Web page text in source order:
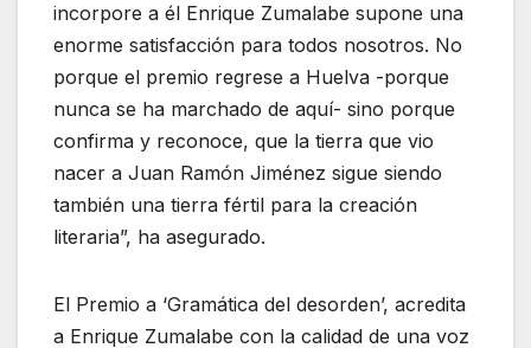
incorpore a él Enrique Zumalabe supone una
enorme satisfacción para todos nosotros. No
porque el premio regrese a Huelva -porque
nunca se ha marchado de aquí- sino porque
confirma y reconoce, que la tierra que vio
nacer a Juan Ramón Jiménez sigue siendo
también una tierra fértil para la creación
literaria”, ha asegurado.
El Premio a ‘Gramática del desorden’, acredita
a Enrique Zumalabe con la calidad de una voz